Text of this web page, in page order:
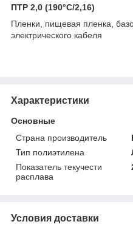
ПТР 2,0 (190°С/2,16)
Пленки, пищевая пленка,
электрического кабеля
Характеристики
Основные
Страна производитель
Тип полиэтилена
Показатель текучести
расплава
Условия доставки